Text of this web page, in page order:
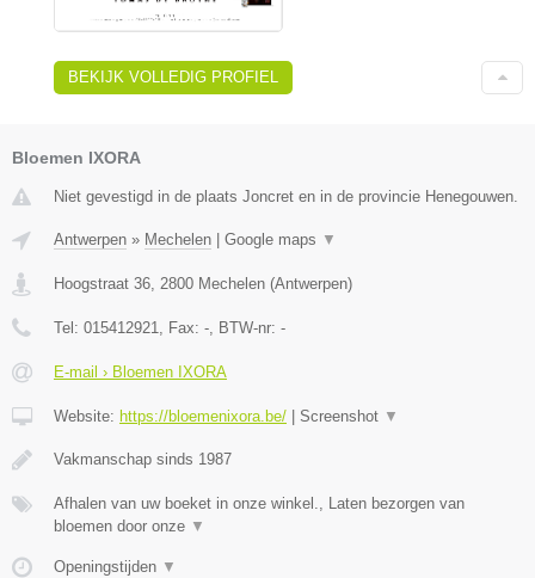
BEKIJK VOLLEDIG PROFIEL
Bloemen IXORA
Niet gevestigd in de plaats Joncret en in de provincie Henegouwen.
Antwerpen » Mechelen Google maps ▼
Hoogstraat 36, 2800 Mechelen (Antwerpen)
Tel: 015412921, Fax: -, BTW-nr: -
E-mail › Bloemen IXORA
Website: https://bloemenixora.be/ Screenshot ▼
Vakmanschap sinds 1987
Afhalen van uw boeket in onze winkel., Laten bezorgen van
bloemen door onze ▼
Openingstijden ▼